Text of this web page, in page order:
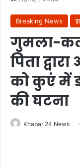
Breaking News
गुमला-
पिता
को कुएं में
की घटना
Khabar 24 News